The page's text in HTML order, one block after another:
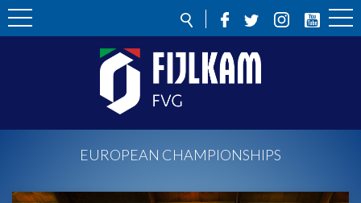
EUROPEAN CHAMPIONSHIPS